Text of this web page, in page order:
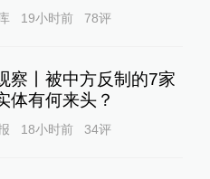
19小时前 78评
察丨被中方反制的7家
体有何来头？
18小时前 34评